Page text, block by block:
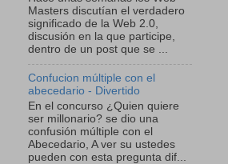
Masters discutían el verdadero
significado de la Web 2.0,
discusión en la que participe,
dentro de un post que se ...
Confucion múltiple con el
abecedario - Divertido
En el concurso ¿Quien quiere
ser millonario? se dio una
confusión múltiple con el
Abecedario, A ver su ustedes
pueden con esta pregunta dif...